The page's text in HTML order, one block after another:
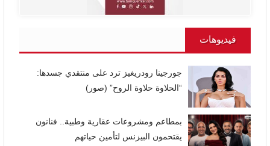
فيديوهات
جورجينا رودريغيز ترد على منتقدي جسدها:
“الحلاوة حلاوة الروح” (صور)
بمطاعم ومشروعات عقارية وطبية.. فنانون
يقتحمون البيزنس لتأمين حياتهم